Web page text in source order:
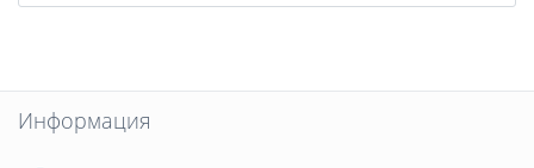
Информация